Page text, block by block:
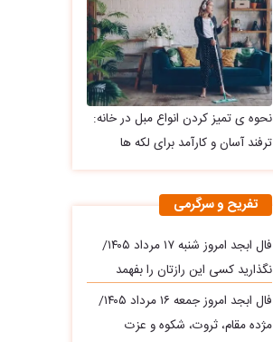
نحوه ی تمیز کردن انواع مبل در خانه:
ترفند آسان و کارآمد برای لکه ها
تفریح و سرگرمی
فال ابجد امروز شنبه ۱۷ مرداد ۱۴۰۵/
نگذارید کسی این رازتان را بفهمد
فال ابجد امروز جمعه ۱۶ مرداد ۱۴۰۵/
مژده مقام، ثروت، شکوه و عزت